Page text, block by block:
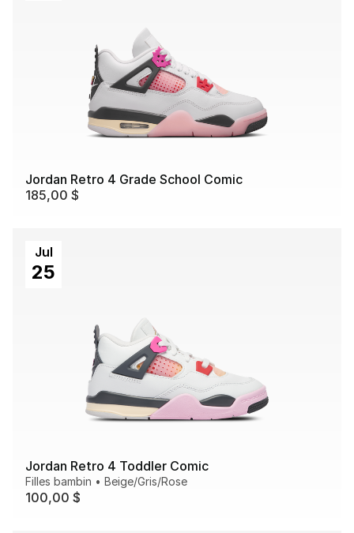
Jordan Retro 4 Grade School Comic
185,00 $
Jul
25
Jordan Retro 4 Toddler Comic
Filles bambin • Beige/Gris/Rose
100,00 $